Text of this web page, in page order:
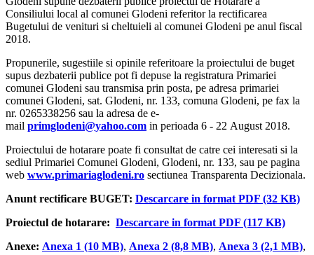
Consiliului local al comunei Glodeni referitor la rectificarea
Bugetului de venituri si cheltuieli al comunei Glodeni pe anul fiscal
2018.
Propunerile, sugestiile si opinile referitoare la proiectului de buget
supus dezbaterii publice pot fi depuse la registratura Primariei
comunei Glodeni sau transmisa prin posta, pe adresa primariei
comunei Glodeni, sat. Glodeni, nr. 133, comuna Glodeni, pe fax la
nr. 0265338256 sau la adresa de e-
mail primglodeni@yahoo.com in perioada 6 - 22 August 2018.
Proiectului de hotarare poate fi consultat de catre cei interesati si la
sediul Primariei Comunei Glodeni, Glodeni, nr. 133, sau pe pagina
web www.primariaglodeni.ro sectiunea Transparenta Decizionala.
Anunt rectificare BUGET: Descarcare in format PDF (32 KB)
Proiectul de hotarare: Descarcare in format PDF (117 KB)
Anexe: Anexa 1 (10 MB), Anexa 2 (8,8 MB), Anexa 3 (2,1 MB),